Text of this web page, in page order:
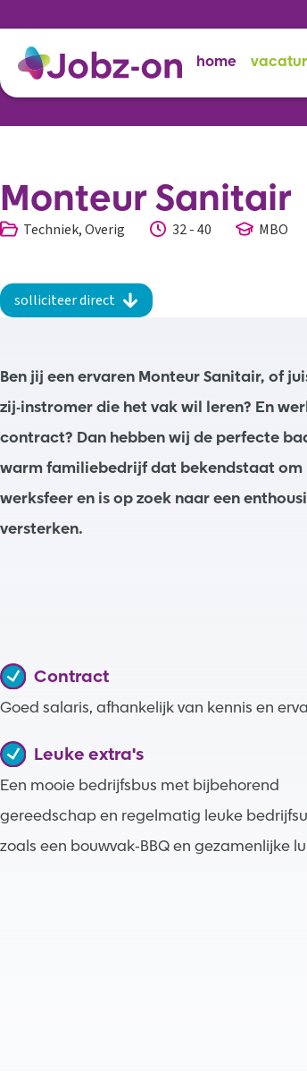
home
Monteur Sanitair
Techniek, Overig 32 - 40 MBO
solliciteer direct
Ben jij een ervaren Monteur Sanitair, of
zij-instromer die het vak wil leren? En
contract? Dan hebben wij de perfecte
warm familiebedrijf dat bekendstaat
werksfeer en is op zoek naar een
versterken.
Contract
Goed salaris, afhankelijk van kennis en
Leuke extra's
Een mooie bedrijfsbus met bijbehorend
gereedschap en regelmatig leuke
zoals een bouwvak‑BBQ en gezamenlijke